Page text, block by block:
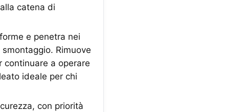
catena di
e penetra nei
Rimuove
continuare a operare
ideale per chi
con priorità